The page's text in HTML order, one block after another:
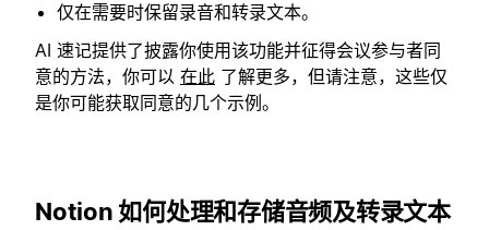
仅在需要时保留录音和转录文本。
AI 速记提供了披露你使用该功能并征得会议参与者同
意的方法，你可以 在此 了解更多，但请注意，这些仅
是你可能获取同意的几个示例。
Notion 如何处理和存储音频及转录文本